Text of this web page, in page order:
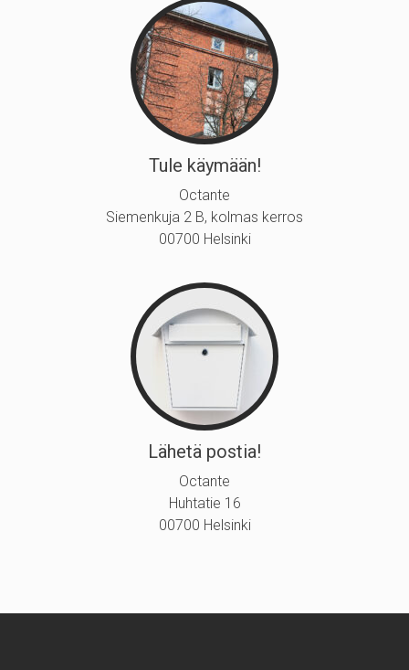
Tule käymään!
Octante
Siemenkuja 2 B, kolmas kerros
00700 Helsinki
Lähetä postia!
Octante
Huhtatie 16
00700 Helsinki